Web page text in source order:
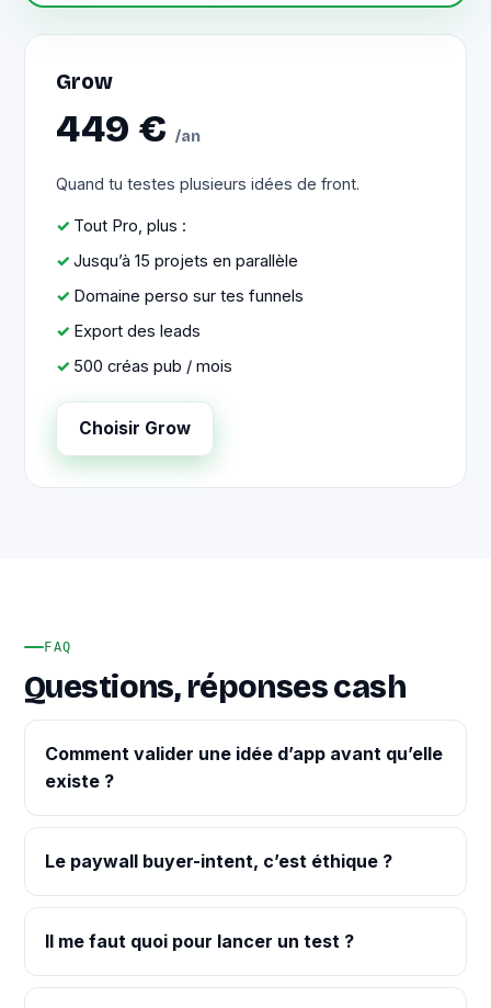
Grow
449 € /an
Quand tu testes plusieurs idées de front.
Tout Pro, plus :
Jusqu’à 15 projets en parallèle
Domaine perso sur tes funnels
Export des leads
500 créas pub / mois
Choisir Grow
FAQ
Questions, réponses cash
Comment valider une idée d’app avant qu’elle
existe ?
Le paywall buyer-intent, c’est éthique ?
Il me faut quoi pour lancer un test ?